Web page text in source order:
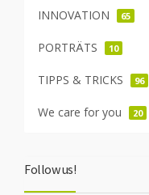
INNOVATION 65
PORTRÄTS 10
TIPPS & TRICKS 96
We care for you 20
Follow us!